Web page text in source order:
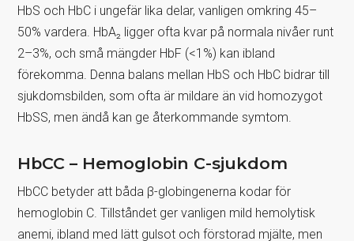
HbS och HbC i ungefär lika delar, vanligen omkring 45–
50% vardera. HbA₂ ligger ofta kvar på normala nivåer runt
2–3%, och små mängder HbF (<1%) kan ibland
förekomma. Denna balans mellan HbS och HbC bidrar till
sjukdomsbilden, som ofta är mildare än vid homozygot
HbSS, men ändå kan ge återkommande symtom.
HbCC – Hemoglobin C-sjukdom
HbCC betyder att båda β-globingenerna kodar för
hemoglobin C. Tillståndet ger vanligen mild hemolytisk
anemi, ibland med lätt gulsot och förstorad mjälte, men